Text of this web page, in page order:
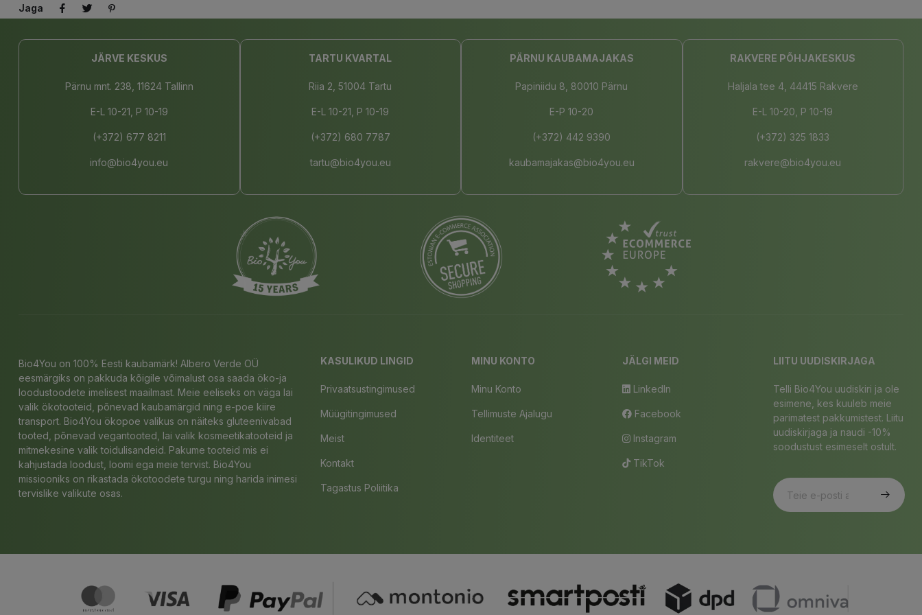
Jaga
JÄRVE KESKUS
Pärnu mnt. 238, 11624 Tallinn
E-L 10-21, P 10-19
(+372) 677 8211
info@bio4you.eu
TARTU KVARTAL
Riia 2, 51004 Tartu
E-L 10-21, P 10-19
(+372) 680 7787
tartu@bio4you.eu
PÄRNU KAUBAMAJAKAS
Papiniidu 8, 80010 Pärnu
E-P 10-20
(+372) 442 9390
kaubamajakas@bio4you.eu
RAKVERE PÕHJAKESKUS
Haljala tee 4, 44415 Rakvere
E-L 10-20, P 10-19
(+372) 325 1833
rakvere@bio4you.eu
Bio4You on 100% Eesti kaubamärk! Albero Verde OÜ
eesmärgiks on pakkuda kõigile võimalust osa saada öko-ja
loodustoodete imelisest maailmast. Meie eeliseks on väga lai
valik ökotooteid, põnevad kaubamärgid ning e-poe kiire
transport. Bio4You ökopoe valikus on näiteks gluteenivabad
tooted, põnevad vegantooted, lai valik kosmeetikatooteid ja
mitmekesine valik toidulisandeid. Pakume tooteid mis ei
kahjustada loodust, loomi ega meie tervist. Bio4You
missiooniks on rikastada ökotoodete turgu ning harida inimesi
tervislike valikute osas.
KASULIKUD LINGID
Privaatsustingimused
Müügitingimused
Meist
Kontakt
Tagastus Poliitika
MINU KONTO
Minu Konto
Tellimuste Ajalugu
Identiteet
JÄLGI MEID
LinkedIn
Facebook
Instagram
TikTok
LIITU UUDISKIRJAGA
Telli Bio4You uudiskiri ja ole
esimene, kes kuuleb meie
parimatest pakkumistest. Liitu
uudiskirjaga ja naudi -10%
soodustust esimeselt ostult.